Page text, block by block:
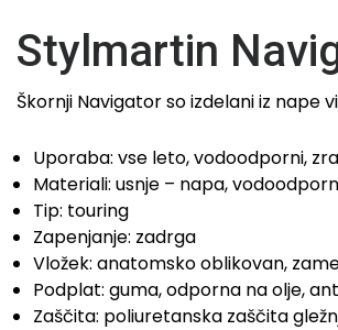
Stylmartin
Škornji Navigator so izdelani iz nape
Uporaba: vse leto, vodoodporni,
Materiali: usnje – napa,
Tip: touring
Zapenjanje: zadrga
Vložek: anatomsko oblikovan,
Podplat: guma, odporna na olje,
Zaščita: poliuretanska zaščita